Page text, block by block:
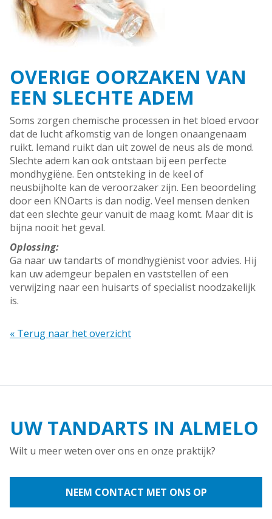
OVERIGE OORZAKEN VAN
EEN SLECHTE ADEM
Soms zorgen chemische processen in het bloed ervoor
dat de lucht afkomstig van de longen onaangenaam
ruikt. Iemand ruikt dan uit zowel de neus als de mond.
Slechte adem kan ook ontstaan bij een perfecte
mondhygiëne. Een ontsteking in de keel of
neusbijholte kan de veroorzaker zijn. Een beoordeling
door een KNOarts is dan nodig. Veel mensen denken
dat een slechte geur vanuit de maag komt. Maar dit is
bijna nooit het geval.
Oplossing:
Ga naar uw tandarts of mondhygiënist voor advies. Hij
kan uw ademgeur bepalen en vaststellen of een
verwijzing naar een huisarts of specialist noodzakelijk
is.
« Terug naar het overzicht
UW TANDARTS IN ALMELO
Wilt u meer weten over ons en onze praktijk?
NEEM CONTACT MET ONS OP